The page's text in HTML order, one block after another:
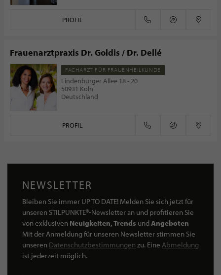
PROFIL
Frauenarztpraxis Dr. Goldis / Dr. Dellé
FACHARZT FÜR FRAUENHEILKUNDE
Lindenburger Allee 18 - 20
50931 Köln
Deutschland
PROFIL
NEWSLETTER
Bleiben Sie immer UP TO DATE! Melden Sie sich jetzt für
unseren STILPUNKTE®-Newsletter an und profitieren Sie
von exklusiven Neuigkeiten, Trends undAngeboten
Mit der Anmeldung für unseren Newsletter stimmen Sie
unseren Datenschutzbestimmungen zu. Eine Abmeldung
ist jederzeit möglich.